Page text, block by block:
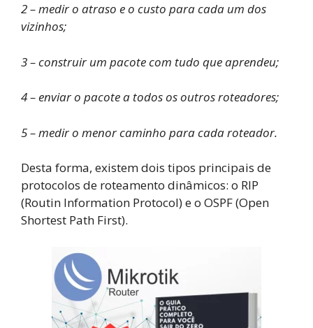
2 – medir o atraso e o custo para cada um dos
vizinhos;
3 – construir um pacote com tudo que aprendeu;
4 – enviar o pacote a todos os outros roteadores;
5 – medir o menor caminho para cada roteador.
Desta forma, existem dois tipos principais de
protocolos de roteamento dinâmicos: o RIP
(Routin Information Protocol) e o OSPF (Open
Shortest Path First).